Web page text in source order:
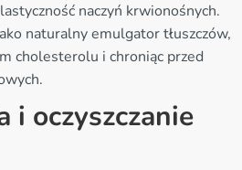
naczyń krwionośnych.
naturalny emulgator tłuszczów,
cholesterolu i chroniąc przed
i oczyszczanie